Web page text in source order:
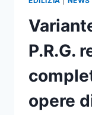
P.R.G.
opere